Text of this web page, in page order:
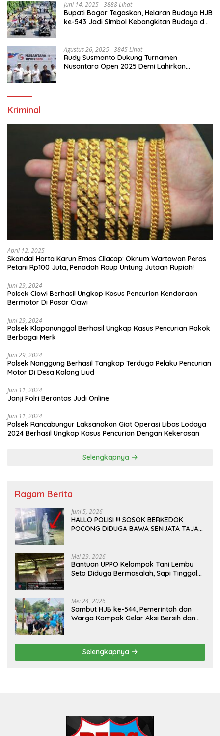
Juni 14, 2025 3888 Lihat
Bupati Bogor Tegaskan, Helaran Budaya HJB
ke-543 Jadi Simbol Kebangkitan Budaya dan
Agustus 26, 2025 3845 Lihat
Rudy Susmanto Dukung Turnamen
Nusantara Open 2025 Demi Lahirkan
Kriminal
April 12, 2025
Skandal Harta Karun Emas Cilacap: Oknum Wartawan Peras
Petani Rp100 Juta, Penadah Raup Untung Jutaan Rupiah!
Juni 29, 2024
Polsek Ciawi Berhasil Ungkap Kasus Pencurian Kendaraan
Bermotor Di Pasar Ciawi
Juni 29, 2024
Polsek Klapanunggal Berhasil Ungkap Kasus Pencurian Rokok
Berbagai Merk
Juni 29, 2024
Polsek Nanggung Berhasil Tangkap Terduga Pelaku Pencurian
Motor Di Desa Kalong Liud
Juni 11, 2024
Janji Polri Berantas Judi Online
Juni 11, 2024
Polsek Rancabungur Laksanakan Giat Operasi Libas Lodaya
2024 Berhasil Ungkap Kasus Pencurian Dengan Kekerasan
Selengkapnya
Ragam Berita
Juni 5, 2026
HALLO POLISI !!! SOSOK BERKEDOK
POCONG DIDUGA BAWA SENJATA TAJAM
Mei 29, 2026
Bantuan UPPO Kelompok Tani Lembu
Seto Diduga Bermasalah, Sapi Tinggal
Mei 24, 2026
Sambut HJB ke-544, Pemerintah dan
Warga Kompak Gelar Aksi Bersih dan
Selengkapnya